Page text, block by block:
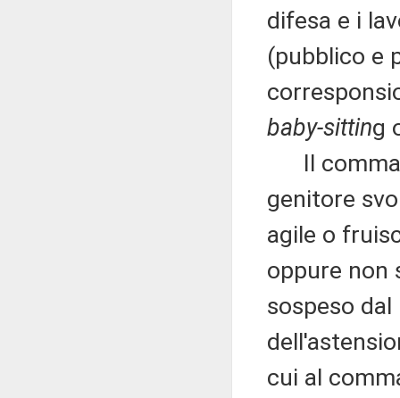
difesa e i
(pubblico e
baby-sitting
Il comma
genitore
agile o
oppure non
sospeso
cui al